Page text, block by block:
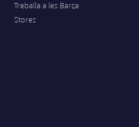
Treballa a les Barça
Stores